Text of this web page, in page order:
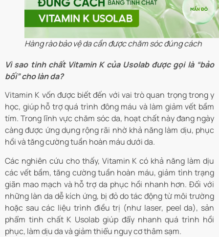
Hàng rào bảo vệ da cần được chăm sóc đúng cách
Vì sao tinh chất Vitamin K của Usolab được gọi là “bảo
bối” cho làn da?
Vitamin K vốn được biết đến với vai trò quan trọng trong y
học, giúp hỗ trợ quá trình đông máu và làm giảm vết bầm
tím. Trong lĩnh vực chăm sóc da, hoạt chất này đang ngày
càng được ứng dụng rộng rãi nhờ khả năng làm dịu, phục
hồi và tăng cường tuần hoàn máu dưới da.
Các nghiên cứu cho thấy, Vitamin K có khả năng làm dịu
các vết bầm, tăng cường tuần hoàn máu, giảm tình trạng
giãn mao mạch và hỗ trợ da phục hồi nhanh hơn. Đối với
những làn da dễ kích ứng, bị đỏ do tác động từ môi trường
hoặc sau các liệu trình điều trị (như laser, peel da), sản
phẩm tinh chất K Usolab giúp đẩy nhanh quá trình hồi
phục, làm dịu da và giảm thiểu nguy cơ thâm sạm.